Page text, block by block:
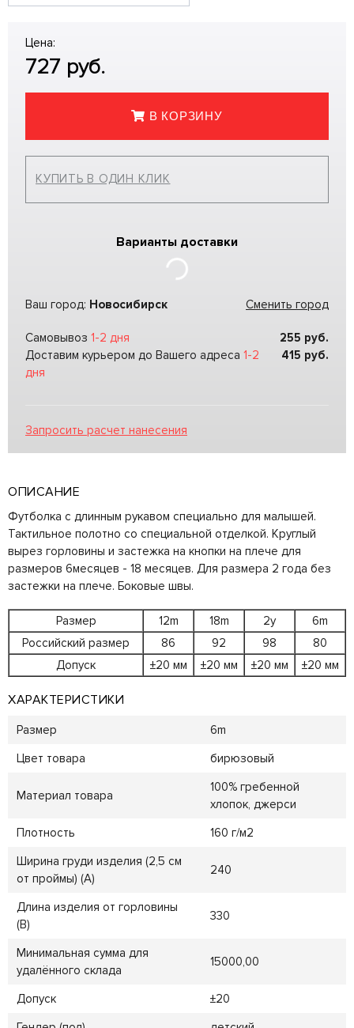
Цена:
727 руб.
В КОРЗИНУ
КУПИТЬ В ОДИН КЛИК
Варианты доставки
Ваш город: Новосибирск Сменить город
Самовывоз 1-2 дня 255 руб.
Доставим курьером до Вашего адреса 1-2
дня
415 руб.
Запросить расчет нанесения
ОПИСАНИЕ
Футболка с длинным рукавом специально для малышей.
Тактильное полотно со специальной отделкой. Круглый
вырез горловины и застежка на кнопки на плече для
размеров 6месяцев - 18 месяцев. Для размера 2 года без
застежки на плече. Боковые швы.
Размер 12m 18m 2y
6m
Российский размер
86 92 98
80
Допуск
±20 мм ±20 мм ±20 мм ±20 мм
ХАРАКТЕРИСТИКИ
Размер
6m
Цвет товара
бирюзовый
Материал товара
100% гребенной
хлопок, джерси
Плотность
160 г/м2
Ширина груди изделия (2,5 см
от проймы) (A)
240
Длина изделия от горловины
(B)
330
Минимальная сумма для
удалённого склада
15000,00
Допуск
±20